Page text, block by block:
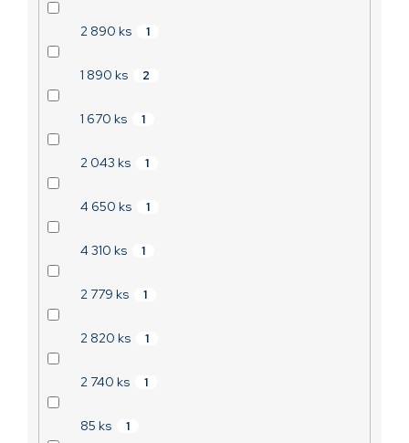
2 890 ks 1
1 890 ks 2
1 670 ks 1
2 043 ks 1
4 650 ks 1
4 310 ks 1
2 779 ks 1
2 820 ks 1
2 740 ks 1
85 ks 1